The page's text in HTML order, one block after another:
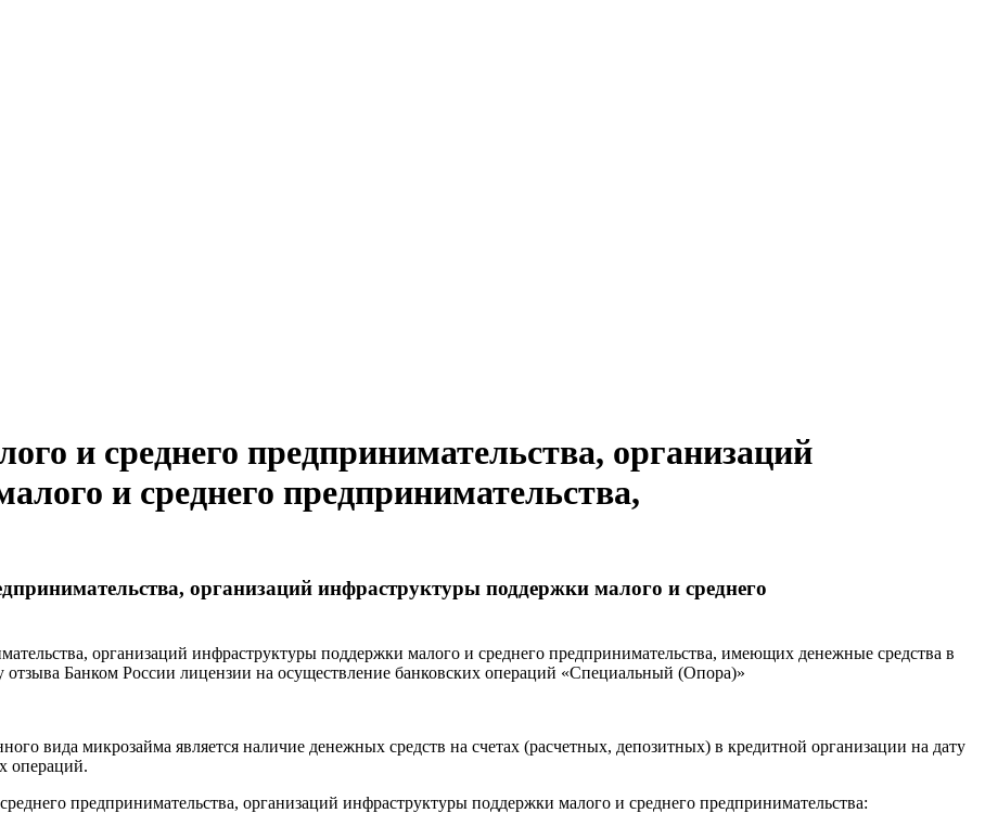
и среднего предпринимательства, организаций
и среднего предпринимательства,
организаций инфраструктуры поддержки малого и среднего
организаций инфраструктуры поддержки малого и среднего предпринимательства, имеющих денежные средства в
отзыва Банком России лицензии на осуществление банковских операций «Специальный (Опора)»
вида микрозайма является наличие денежных средств на счетах (расчетных, депозитных) в кредитной организации на дату
операций.
предпринимательства, организаций инфраструктуры поддержки малого и среднего предпринимательства: